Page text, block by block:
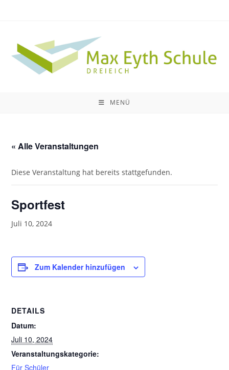
MENÜ
« Alle Veranstaltungen
Diese Veranstaltung hat bereits stattgefunden.
Sportfest
Juli 10, 2024
Zum Kalender hinzufügen
DETAILS
Datum:
Juli 10, 2024
Veranstaltungskategorie:
Für Schüler